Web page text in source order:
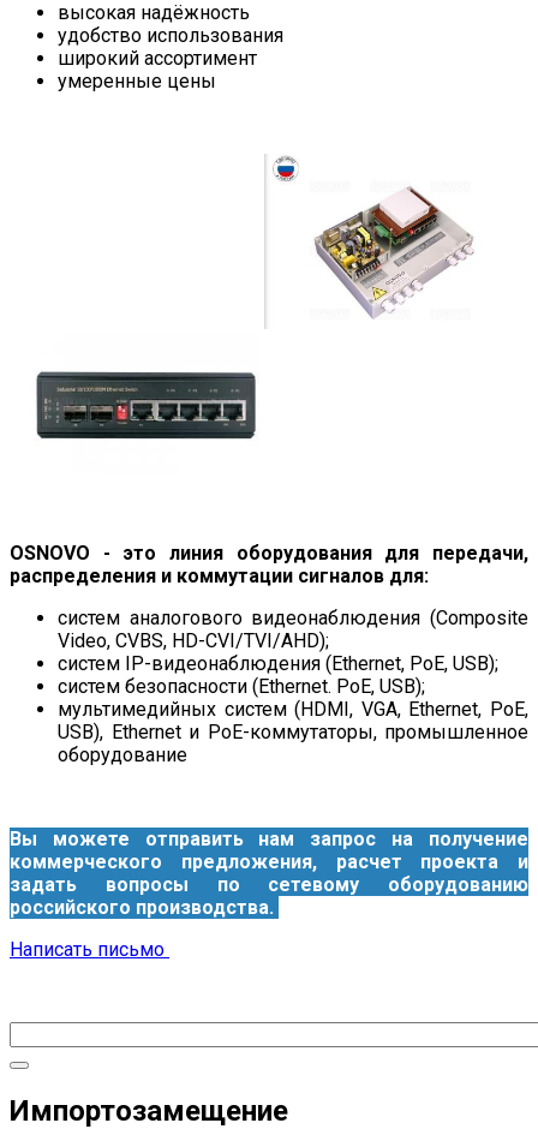
высокая надёжность
удобство использования
широкий ассортимент
умеренные цены
OSNOVO - это линия оборудования для передачи,
распределения и коммутации сигналов для:
систем аналогового видеонаблюдения (Composite
Video, CVBS, HD-CVI/TVI/AHD);
систем IP-видеонаблюдения (Ethernet, PoE, USB);
систем безопасности (Ethernet. PoE, USB);
мультимедийных систем (HDMI, VGA, Ethernet, PoE,
USB), Ethernet и PoE-коммутаторы, промышленное
оборудование
Вы можете отправить нам запрос на получение
коммерческого предложения, расчет проекта и
задать вопросы по сетевому оборудованию
российского производства.
Написать письмо
Импортозамещение